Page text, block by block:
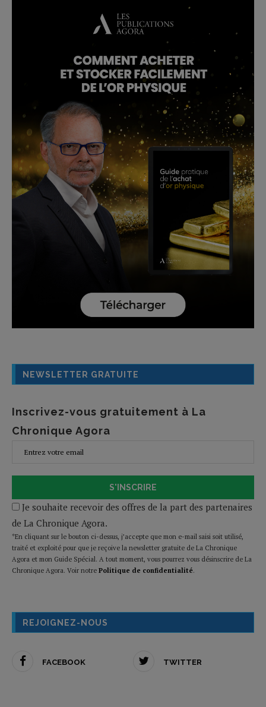
NEWSLETTER GRATUITE
Inscrivez-vous gratuitement à La
Chronique Agora
S'INSCRIRE
Je souhaite recevoir des offres de la part des partenaires
de La Chronique Agora.
*En cliquant sur le bouton ci-dessus, j’accepte que mon e-mail saisi soit utilisé,
traité et exploité pour que je reçoive la newsletter gratuite de La Chronique
Agora et mon Guide Spécial. A tout moment, vous pourrez vous désinscrire de La
Chronique Agora. Voir notre Politique de confidentialité.
REJOIGNEZ-NOUS
FACEBOOK TWITTER